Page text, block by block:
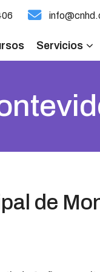
Servicios
de